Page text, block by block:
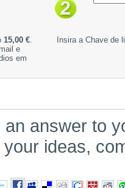
15,00 €.
e
em
Insira a Chave de
an answer to
your ideas,